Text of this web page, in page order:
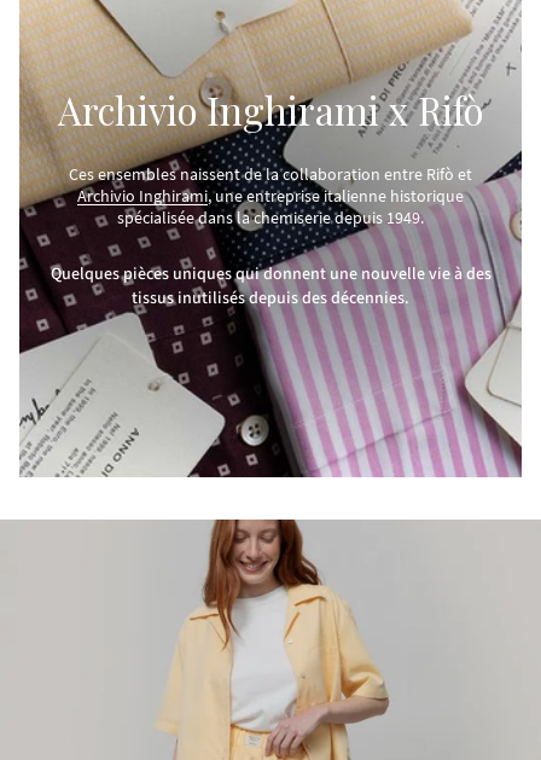
Archivio Inghirami x Rifò
Ces ensembles naissent de la collaboration entre Rifò et
Archivio Inghirami, une entreprise italienne historique
spécialisée dans la chemiserie depuis 1949.
Quelques pièces uniques qui donnent une nouvelle vie à des
tissus inutilisés depuis des décennies.